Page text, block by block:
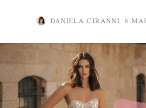
DANIELA CIRANNI 8